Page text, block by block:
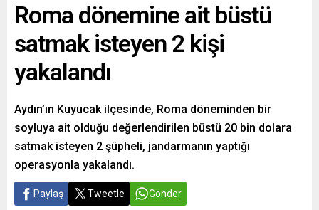
Roma dönemine ait büstü
satmak isteyen 2 kişi
yakalandı
Aydın’ın Kuyucak ilçesinde, Roma döneminden bir
soyluya ait olduğu değerlendirilen büstü 20 bin dolara
satmak isteyen 2 şüpheli, jandarmanın yaptığı
operasyonla yakalandı.
Paylaş Tweetle Gönder